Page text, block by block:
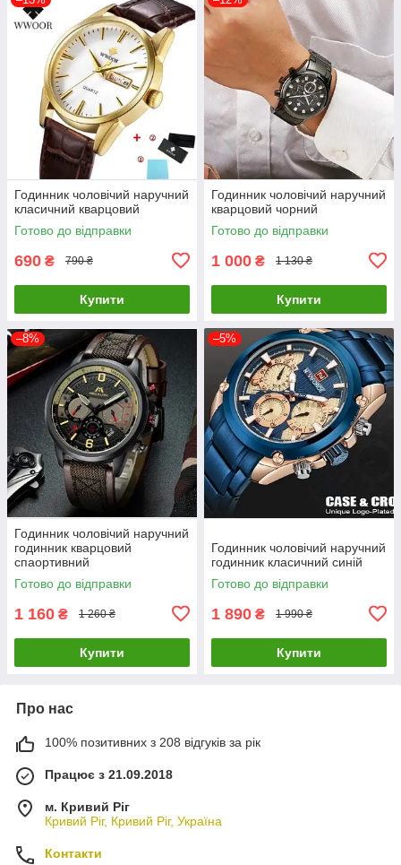
Годинник чоловічий наручний
класичний кварцовий
Готово до відправки
690 ₴ 790 ₴
Купити
Годинник чоловічий наручний
кварцовий чорний
Готово до відправки
1 000 ₴ 1 130 ₴
Купити
–8%
Годинник чоловічий наручний
годинник кварцовий
спаортивний
Готово до відправки
1 160 ₴ 1 260 ₴
Купити
–5%
Годинник чоловічий наручний
годинник класичний синій
Готово до відправки
1 890 ₴ 1 990 ₴
Купити
Про нас
100% позитивних з 208 відгуків за рік
Працює з 21.09.2018
м. Кривий Ріг
Кривий Ріг, Кривий Ріг, Україна
Контакти